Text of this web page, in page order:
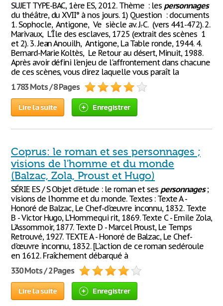
SUJET TYPE-BAC, 1ère ES, 2012. Thème : les personnages
du théâtre, du XVII° à nos jours. 1) Question : documents
1. Sophocle, Antigone, Ve siècle av. J.-C. (vers 441-472). 2.
Marivaux, L'Île des esclaves, 1725 (extrait des scènes 1
et 2). 3. Jean Anouilh, Antigone, La Table ronde, 1944. 4.
Bernard-Marie Koltès, Le Retour au désert, Minuit, 1988.
Après avoir défini l'enjeu de l'affrontement dans chacune
de ces scènes, vous direz laquelle vous paraît la
1 783 Mots / 8 Pages
Lire la suite Enregistrer
Coprus: le roman et ses personnages ;
visions de l'homme et du monde
(Balzac, Zola, Proust et Hugo)
SÉRIE ES / S Objet d'étude : le roman et ses personnages;
visions de l'homme et du monde. Textes : Texte A -
Honoré de Balzac, Le Chef-d'œuvre inconnu, 1832. Texte
B - Victor Hugo, L'Hommequi rit, 1869. Texte C - Emile Zola,
L'Assommoir, 1877. Texte D - Marcel Proust, Le Temps
Retrouvé, 1927. TEXTE A - Honoré de Balzac, Le Chef-
d'œuvre inconnu, 1832. [L'action de ce roman sedéroule
en 1612. Fraîchement débarqué à
330 Mots / 2 Pages
Lire la suite Enregistrer